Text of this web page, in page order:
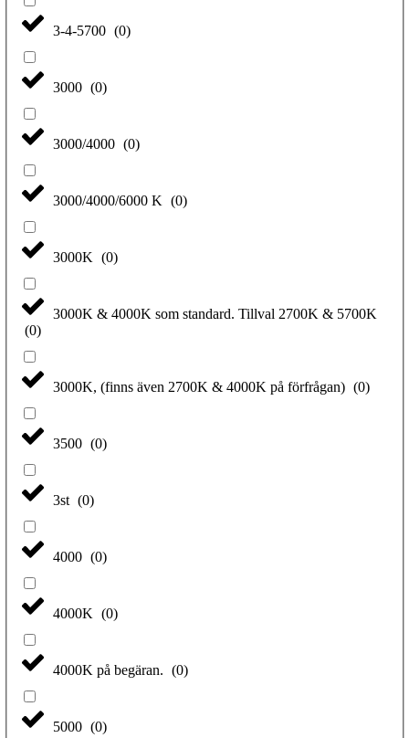
3-4-5700 (0)
3000 (0)
3000/4000 (0)
3000/4000/6000 K (0)
3000K (0)
3000K & 4000K som standard. Tillval 2700K & 5700K
(0)
3000K, (finns även 2700K & 4000K på förfrågan) (0)
3500 (0)
3st (0)
4000 (0)
4000K (0)
4000K på begäran. (0)
5000 (0)